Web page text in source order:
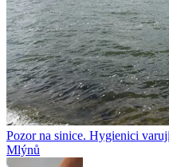
Pozor na sinice. Hygienici
Mlýnů